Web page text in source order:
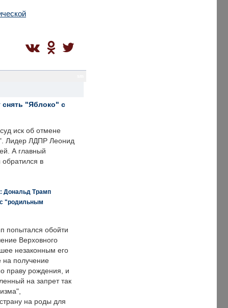
снять "Яблоко" с
иск об отмене
Лидер ЛДПР Леонид
А главный
в
Дональд Трамп
с "родильным
попытался обойти
Верховного
незаконным его
на получение
праву рождения, и
на запрет так
на роды для